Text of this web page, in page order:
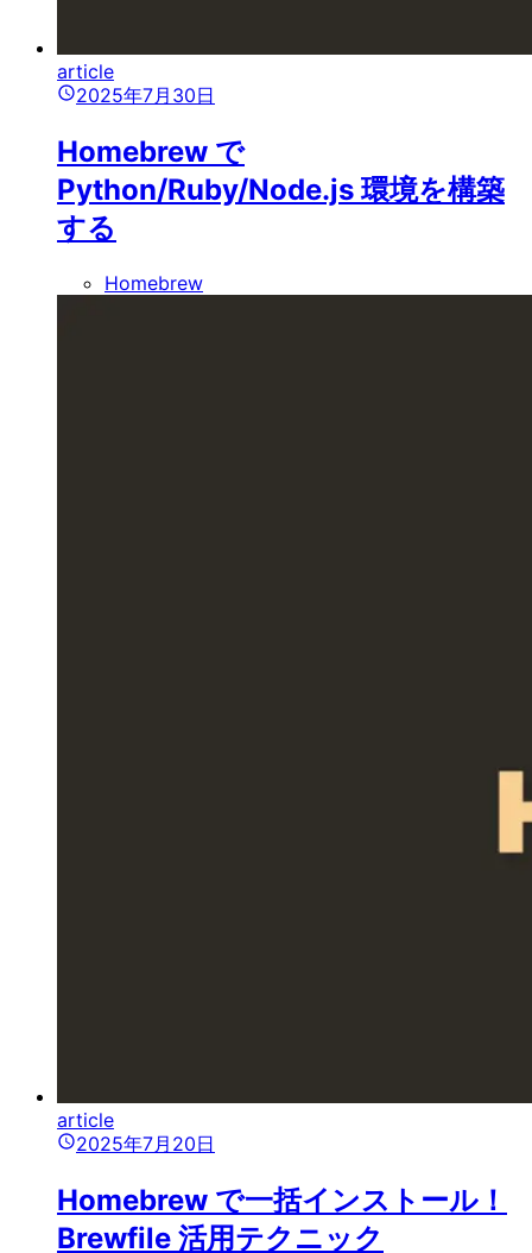
article
2025年7月30日
Homebrew で
Python/Ruby/Node.js 環境を構築
する
Homebrew
article
2025年7月20日
Homebrew で一括インストール！
Brewfile 活用テクニック